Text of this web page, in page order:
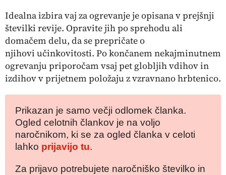
Idealna izbira vaj za ogrevanje je opisana v prejšnji
številki revije. Opravite jih po sprehodu ali
domačem delu, da se prepričate o
njihovi učinkovitosti. Po končanem nekajminutnem
ogrevanju priporočam vsaj pet globljih vdihov in
izdihov v prijetnem položaju z vzravnano hrbtenico.
Prikazan je samo večji odlomek članka.
Ogled celotnih člankov je na voljo
naročnikom, ki se za ogled članka v celoti
lahko prijavijo tu.
Za prijavo potrebujete naročniško številko in